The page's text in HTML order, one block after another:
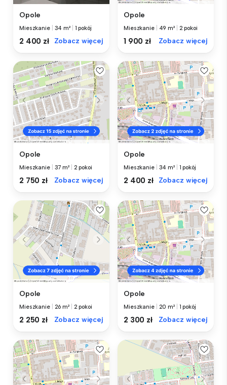
Opole
Mieszkanie 34 m² 1 pokój
2 400 zł Zobacz więcej
Opole
Mieszkanie 49 m² 2 pokoi
1 900 zł Zobacz więcej
Opole
Mieszkanie 37 m² 2 pokoi
2 750 zł Zobacz więcej
Opole
Mieszkanie 34 m² 1 pokój
2 400 zł Zobacz więcej
Opole
Mieszkanie 26 m² 2 pokoi
2 250 zł Zobacz więcej
Opole
Mieszkanie 20 m² 1 pokój
2 300 zł Zobacz więcej